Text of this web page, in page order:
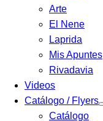
Arte
El Nene
Laprida
Mis Apuntes
Rivadavia
Videos
Catálogo / Flyers
Catálogo